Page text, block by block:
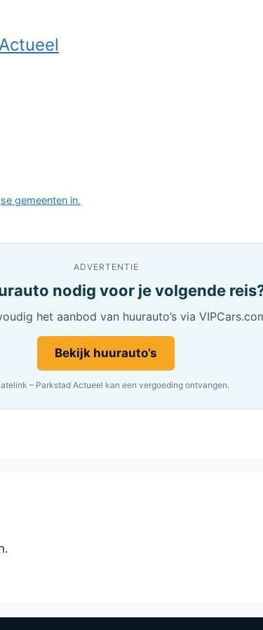
gemeenten in.
ADVERTENTIE
nodig voor je volgende
het aanbod van huurauto’s via
Bekijk huurauto’s
– Parkstad Actueel kan een vergoeding ontvangen.